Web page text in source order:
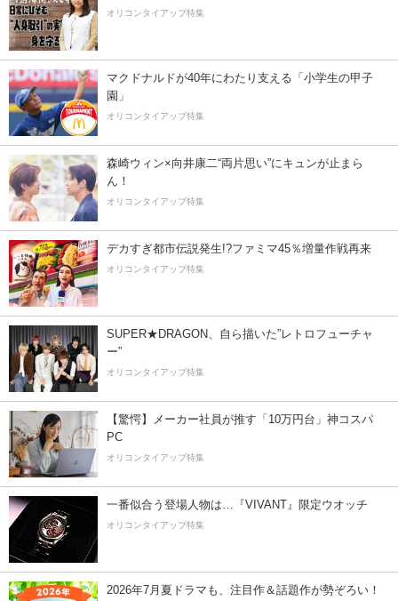
オリコンタイアップ特集
マクドナルドが40年にわたり支える「小学生の甲子
園」
オリコンタイアップ特集
森崎ウィン×向井康二“両片思い”にキュンが止まら
ん！
オリコンタイアップ特集
デカすぎ都市伝説発生!?ファミマ45％増量作戦再来
オリコンタイアップ特集
SUPER★DRAGON、自ら描いた”レトロフューチャ
ー”
オリコンタイアップ特集
【驚愕】メーカー社員が推す「10万円台」神コスパ
PC
オリコンタイアップ特集
一番似合う登場人物は…『VIVANT』限定ウオッチ
オリコンタイアップ特集
2026年7月夏ドラマも、注目作＆話題作が勢ぞろい！